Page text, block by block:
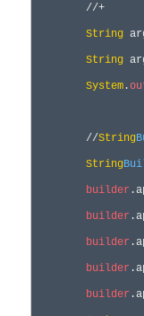
//+
String
String
System .
//String
String
builder
builder
builder
builder
builder